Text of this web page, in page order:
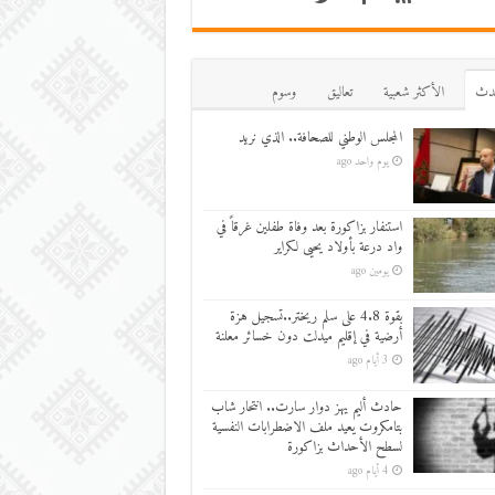
اﻷكثر شعبية تعاليق
وسوم
المجلس الوطني للصحافة.. الذي نريد
يوم واحد ago
استنفار بزاكورة بعد وفاة طفلين غرقاً في
واد درعة بأولاد يحيى لكراير
يومين ago
بقوة 4.8 على سلم ريختر..تسجيل هزة
أرضية في إقليم ميدلت دون خسائر معلنة
3 أيام ago
حادث أليم يهز دوار سارت.. انتحار شاب
بتامكروت يعيد ملف الاضطرابات النفسية
لسطح الأحداث بزاكورة
4 أيام ago